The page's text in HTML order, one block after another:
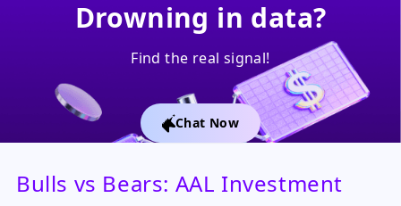
Drowning in data?
Find the real signal!
Chat Now
Bulls vs Bears: AAL Investment